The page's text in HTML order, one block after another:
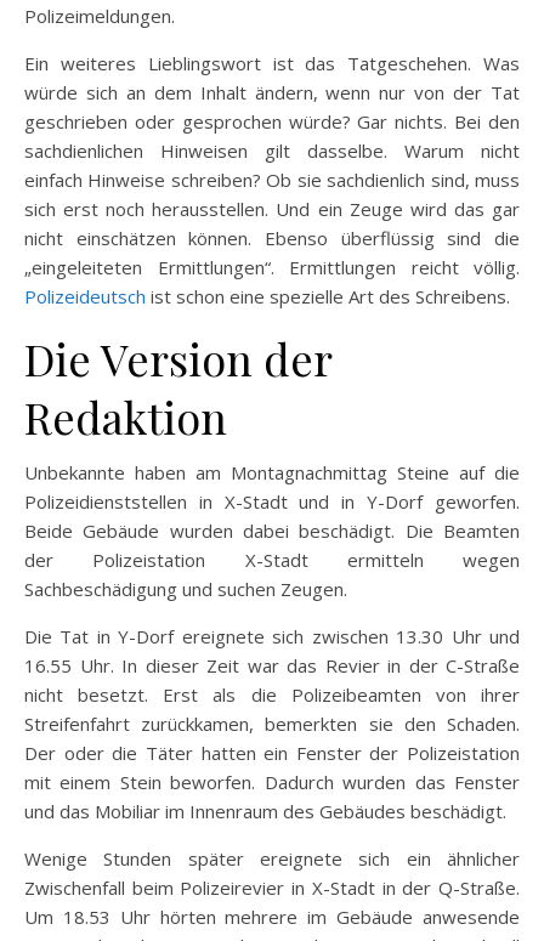
Polizeimeldungen.
Ein weiteres Lieblingswort ist das Tatgeschehen. Was
würde sich an dem Inhalt ändern, wenn nur von der Tat
geschrieben oder gesprochen würde? Gar nichts. Bei den
sachdienlichen Hinweisen gilt dasselbe. Warum nicht
einfach Hinweise schreiben? Ob sie sachdienlich sind, muss
sich erst noch herausstellen. Und ein Zeuge wird das gar
nicht einschätzen können. Ebenso überflüssig sind die
„eingeleiteten Ermittlungen“. Ermittlungen reicht völlig.
Polizeideutsch ist schon eine spezielle Art des Schreibens.
Die Version der
Redaktion
Unbekannte haben am Montagnachmittag Steine auf die
Polizeidienststellen in X-Stadt und in Y-Dorf geworfen.
Beide Gebäude wurden dabei beschädigt. Die Beamten
der Polizeistation X-Stadt ermitteln wegen
Sachbeschädigung und suchen Zeugen.
Die Tat in Y-Dorf ereignete sich zwischen 13.30 Uhr und
16.55 Uhr. In dieser Zeit war das Revier in der C-Straße
nicht besetzt. Erst als die Polizeibeamten von ihrer
Streifenfahrt zurückkamen, bemerkten sie den Schaden.
Der oder die Täter hatten ein Fenster der Polizeistation
mit einem Stein beworfen. Dadurch wurden das Fenster
und das Mobiliar im Innenraum des Gebäudes beschädigt.
Wenige Stunden später ereignete sich ein ähnlicher
Zwischenfall beim Polizeirevier in X-Stadt in der Q-Straße.
Um 18.53 Uhr hörten mehrere im Gebäude anwesende